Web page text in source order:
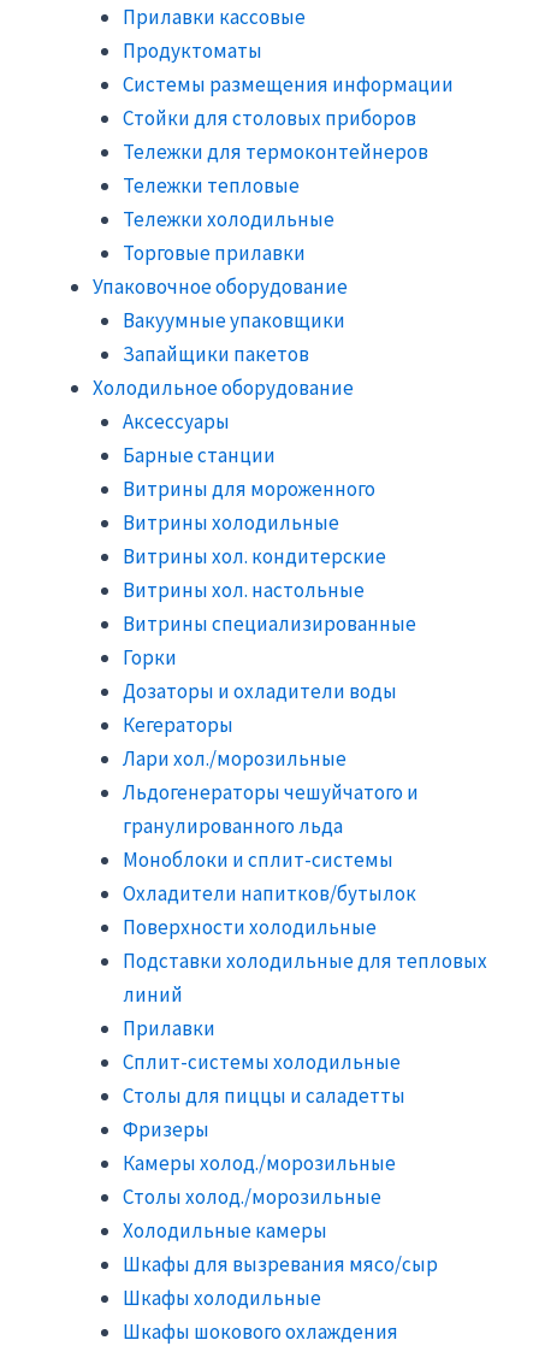
Прилавки кассовые
Продуктоматы
Системы размещения информации
Стойки для столовых приборов
Тележки для термоконтейнеров
Тележки тепловые
Тележки холодильные
Торговые прилавки
Упаковочное оборудование
Вакуумные упаковщики
Запайщики пакетов
Холодильное оборудование
Аксессуары
Барные станции
Витрины для мороженного
Витрины холодильные
Витрины хол. кондитерские
Витрины хол. настольные
Витрины специализированные
Горки
Дозаторы и охладители воды
Кегераторы
Лари хол./морозильные
Льдогенераторы чешуйчатого и
гранулированного льда
Моноблоки и сплит-системы
Охладители напитков/бутылок
Поверхности холодильные
Подставки холодильные для тепловых
линий
Прилавки
Сплит-системы холодильные
Столы для пиццы и саладетты
Фризеры
Камеры холод./морозильные
Столы холод./морозильные
Холодильные камеры
Шкафы для вызревания мясо/сыр
Шкафы холодильные
Шкафы шокового охлаждения